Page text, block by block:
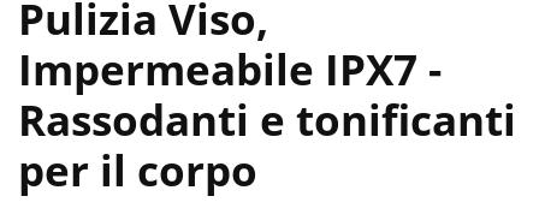
Pulizia Viso,
Impermeabile IPX7 -
Rassodanti e tonificanti
per il corpo